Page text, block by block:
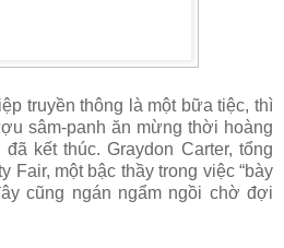
truyền thông là một bữa tiệc, thì
sâm-panh ăn mừng thời hoàng
kết thúc. Graydon Carter, tổng
Fair, một bậc thầy trong việc “bày
cũng ngán ngẩm ngồi chờ đợi